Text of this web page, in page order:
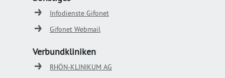
Infodienste Gifonet
Gifonet Webmail
Verbundkliniken
RHÖN-KLINIKUM AG